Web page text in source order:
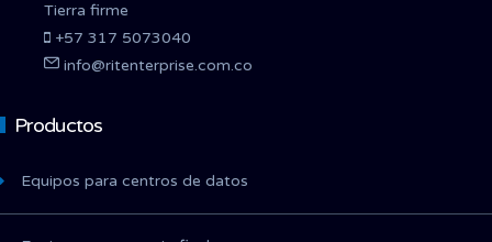
Tierra firme
+57 317 5073040
info@ritenterprise.com.co
Productos
Equipos para centros de datos